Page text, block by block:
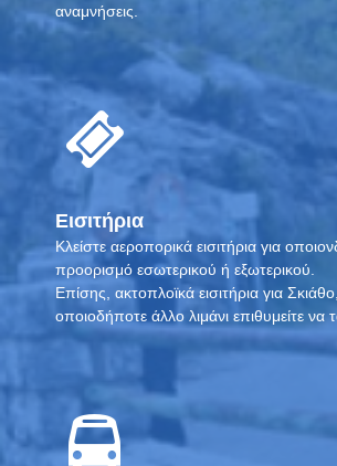
αναμνήσεις.
Εισιτήρια
Κλείστε αεροπορικά εισιτήρια για
προορισμό εσωτερικού ή εξωτερικού.
Επίσης, ακτοπλοϊκά εισιτήρια για
οποιοδήποτε άλλο λιμάνι επιθυμείτε να